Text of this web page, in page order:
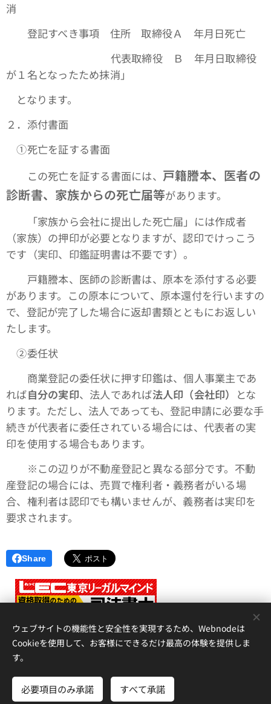
消
登記すべき事項 住所 取締役Ａ 年月日死亡
代表取締役 Ｂ 年月日取締役
が１名となったため抹消」
となります。
２．添付書面
①死亡を証する書面
この死亡を証する書面には、 戸籍謄本、医者の
診断書、家族からの死亡届等があります。
「家族から会社に提出した死亡届」には作成者
（家族）の押印が必要となりますが、認印でけっこう
です（実印、印鑑証明書は不要です）。
戸籍謄本、医師の診断書は、原本を添付する必要
があります。この原本について、原本還付を行いますの
で、登記が完了した場合に返却書類とともにお返しい
たします。
➁委任状
商業登記の委任状に押す印鑑は、個人事業主であ
れば自分の実印、法人であれば法人印（会社印） とな
ります。ただし、法人であっても、登記申請に必要な手
続きが代表者に委任されている場合には、代表者の実
印を使用する場合もあります。
※この辺りが不動産登記と異なる部分です。不動
産登記の場合には、売買で権利者・義務者がいる場
合、権利者は認印でも構いませんが、義務者は実印を
要求されます。
Share
アイリス国際司法書士・行政書士事務所、 香川県高松市錦町２丁
目１３番７号 松岡ビル２Ｆ 、087-873-2653
Cookie
ウェブサイトの機能性と安全性を実現するため、Webnodeは
Cookieを使用して、お客様にできるだけ最高の体験を提供しま
す。
必要項目のみ承諾 すべて承諾